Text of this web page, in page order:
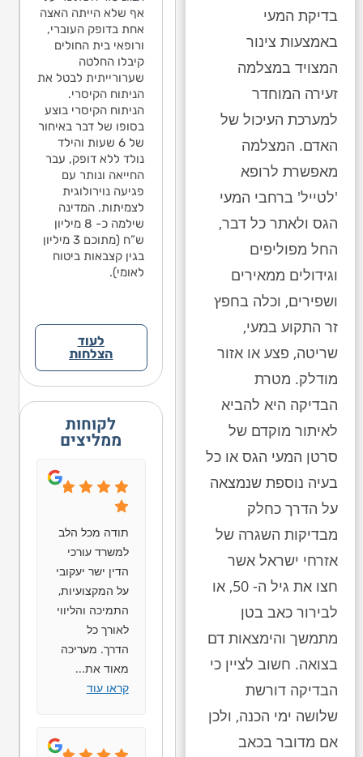
בדיקת המעי
באמצעות צינור
המצויד במצלמה
זעירה המוחדר
למערכת העיכול של
האדם. המצלמה
מאפשרת לרופא
'לטייל' ברחבי המעי
הגס ולאתר כל דבר,
החל מפוליפים
וגידולים ממאירים
ושפירים, וכלה בחפץ
זר התקוע במעי,
שריטה, פצע או אזור
מודלק. מטרת
הבדיקה היא להביא
לאיתור מוקדם של
סרטן המעי הגס או כל
בעיה נוספת שנמצאה
על הדרך כחלק
מבדיקות השגרה של
אזרחי ישראל אשר
חצו את גיל ה- 50, או
לבירור כאב בטן
מתמשך והימצאות דם
בצואה. חשוב לציין כי
הבדיקה דורשת
שלושה ימי הכנה, ולכן
אם מדובר בכאב
לבין
היה שבר/דימום
בישיבת הגישור
בתיק
על משפט
בחוות הדעת
הנתבעים,
אינו יכול לקבוע
כתוצאה
הנתבעים
הגישו הודעת צד
ההורים
אותם
במסגרת
טענות אלה
ורופאי בית החולים
קיבלו החלטה
שערורייתית לבטל את
הניתוח הקיסרי.
הניתוח הקיסרי בוצע
בסופו של דבר באיחור
החייאה ונותר עם
פגיעה נוירולוגית
לצמיתות. המדינה
בגין קצבאות ביטוח
לאומי).
לדעתם אין קשר בין
הנפילה לבין
האפילפסיה בגלל
שלא היה שבר/דימום
מוחי. בישיבת הגישור
שהתקיימה בתיק
עמדתי על משפט
אחד בחוות הדעת
מטעם הנתבעים,
לפניו אינו יכול לקבוע
את אחוזי הנכות
שנגרמו כתוצאה
מהנפילה. הנתבעים
גם הגישו הודעת צד
ג’ נגד ההורים
והאשימו אותם
בנפילה. במסגרת
לעוד
הצלחות
לקוחות
ממליצים
תודה מכל הלב
למשרד עורכי
הדין ישר יעקובי
על המקצועיות,
התמיכה והליווי
לאורך כל
הדרך. מעריכה
מאוד את...
קראו עוד